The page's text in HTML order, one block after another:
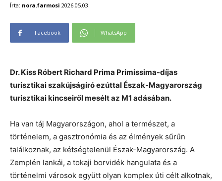
Írta: nora.farmosi 2026.05.03.
Facebook WhatsApp
Dr. Kiss Róbert Richard Prima Primissima-díjas
turisztikai szakújságíró ezúttal Észak-Magyarország
turisztikai kincseiről mesélt az M1 adásában.
Ha van táj Magyarországon, ahol a természet, a
történelem, a gasztronómia és az élmények sűrűn
találkoznak, az kétségtelenül Észak-Magyarország. A
Zemplén lankái, a tokaji borvidék hangulata és a
történelmi városok együtt olyan komplex úti célt alkotnak,